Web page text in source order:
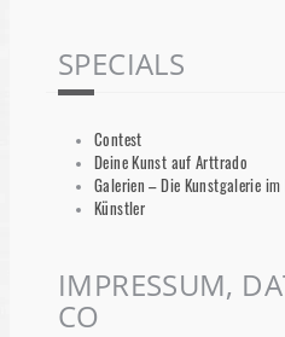
SPECIALS
Contest
Deine Kunst auf Arttrado
Galerien – Die Kunstgalerie im
Künstler
IMPRESSUM,
CO